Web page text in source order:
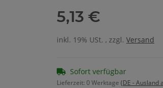
5,13 €
inkl. 19% USt. , zzgl. Versand
Sofort verfügbar
Lieferzeit: 0 Werktage (DE - Ausland